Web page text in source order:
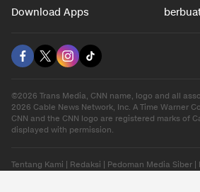
Download Apps
©2026 Trans Media, CNN name, logo and all
2026 Cable News Network, Inc. A Time Warner
CNN and the CNN logo are registered marks of
displayed with permission.
Tentang Kami Redaksi Pedoman Media Siber